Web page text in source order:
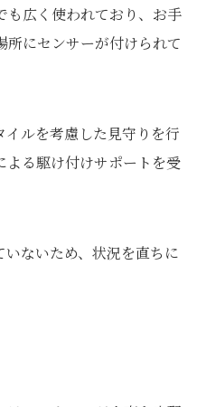
も広く使われており、お手
にセンサーが付けられて
イルを考慮した見守りを行
よる駆け付けサポートを受
いないため、状況を直ちに